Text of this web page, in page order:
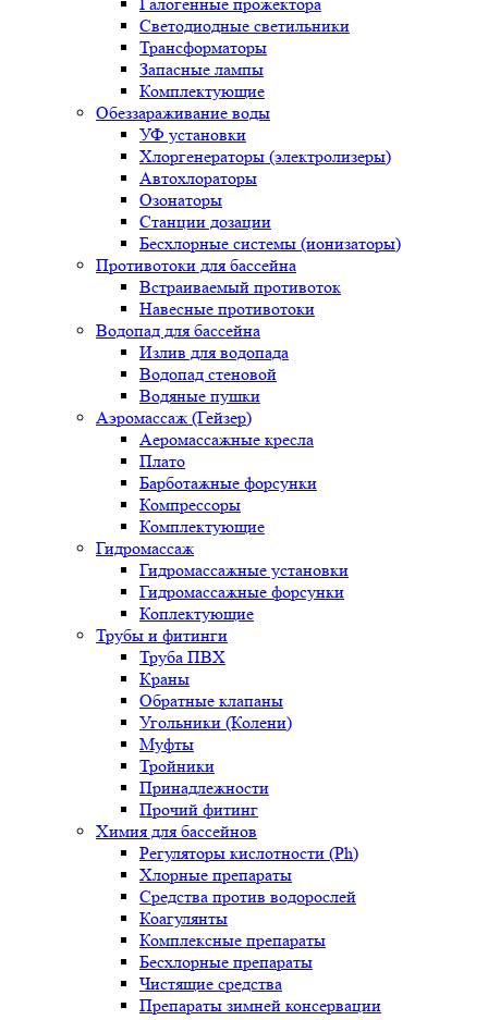
Светодиодные светильники
Трансформаторы
Запасные лампы
Комплектующие
Обеззараживание воды
УФ установки
Хлоргенераторы (электролизеры)
Автохлораторы
Озонаторы
Станции дозации
Бесхлорные системы (ионизаторы)
Противотоки для бассейна
Встраиваемый противоток
Навесные противотоки
Водопад для бассейна
Излив для водопада
Водопад стеновой
Водяные пушки
Аэромассаж (Гейзер)
Аеромассажные кресла
Плато
Барботажные форсунки
Компрессоры
Комплектующие
Гидромассаж
Гидромассажные установки
Гидромассажные форсунки
Коплектующие
Трубы и фитинги
Труба ПВХ
Краны
Обратные клапаны
Угольники (Колени)
Муфты
Тройники
Принадлежности
Прочий фитинг
Химия для бассейнов
Регуляторы кислотности (Ph)
Хлорные препараты
Средства против водорослей
Коагулянты
Комплексные препараты
Бесхлорные препараты
Чистящие средства
Препараты зимней консервации